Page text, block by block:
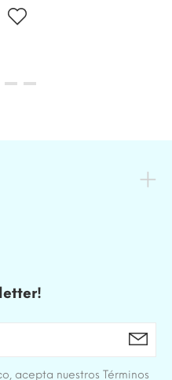
acepta nuestros Términos